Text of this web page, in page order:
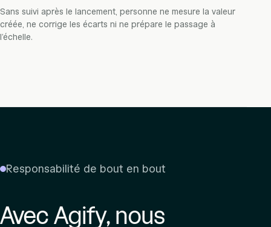
Sans suivi après le lancement, personne ne mesure la valeur
créée, ne corrige les écarts ni ne prépare le passage à
l’échelle.
Responsabilité de bout en bout
Avec Agify, nous